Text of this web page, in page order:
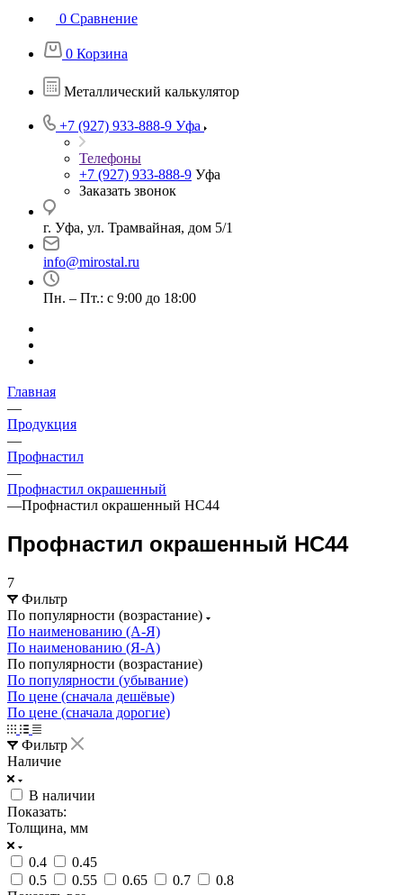
0 Сравнение
0 Корзина
Металлический калькулятор
+7 (927) 933-888-9 Уфа
Телефоны
+7 (927) 933-888-9 Уфа
Заказать звонок
г. Уфа, ул. Трамвайная, дом 5/1
info@mirostal.ru
Пн. – Пт.: с 9:00 до 18:00
Главная
—
Продукция
—
Профнастил
—
Профнастил окрашенный
—Профнастил окрашенный НС44
Профнастил окрашенный НС44
7
Фильтр
По популярности (возрастание)
По наименованию (А-Я)
По наименованию (Я-А)
По популярности (возрастание)
По популярности (убывание)
По цене (сначала дешёвые)
По цене (сначала дорогие)
Фильтр
Наличие
В наличии
Показать:
Толщина, мм
0.4
0.45
0.5
0.55 0.65 0.7
0.8